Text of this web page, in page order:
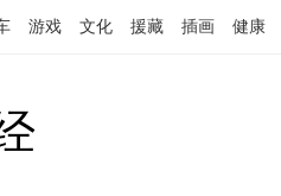
游戏 文化 援藏 插画 健康